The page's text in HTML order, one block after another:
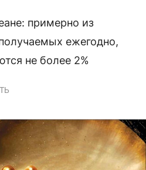
примерно из
ежегодно,
не более 2%